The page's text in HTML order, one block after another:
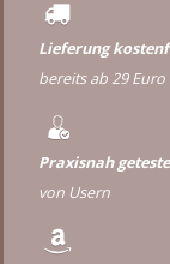
Lieferung
bereits ab 29 Euro
Praxisnah
von Usern